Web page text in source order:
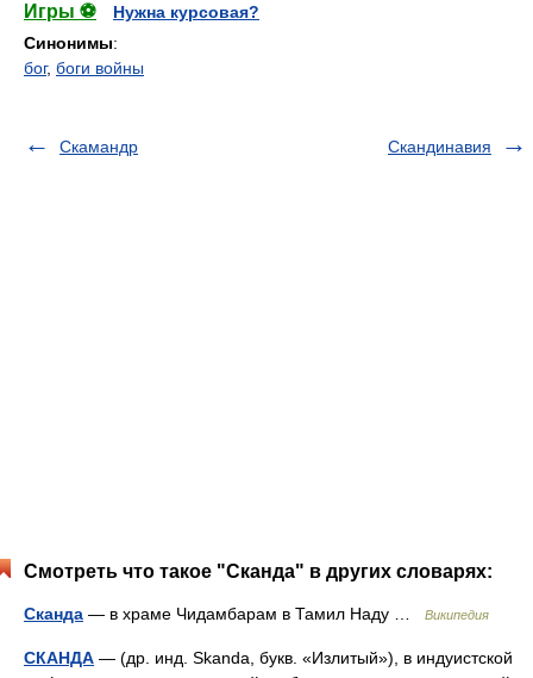
Игры ⚽
Нужна курсовая?
Синонимы:
бог, боги войны
Скамандр Скандинавия
Смотреть что такое "Сканда" в других словарях:
Сканда — в храме Чидамбарам в Тамил Наду … Википедия
СКАНДА — (др. инд. Skanda, букв. «Излитый»), в индуистской